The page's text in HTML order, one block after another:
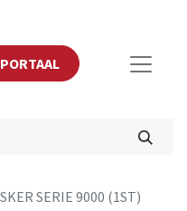
SERIE 9000 (1ST)